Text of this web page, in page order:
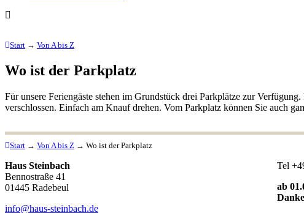
Start → Von A bis Z
Wo ist der Parkplatz
Für unsere Feriengäste stehen im Grundstück drei Parkplätze zur
verschlossen. Einfach am Knauf drehen. Vom Parkplatz können Sie auch
Start → Von A bis Z → Wo ist der Parkplatz
Haus Steinbach
Bennostraße 41
01445 Radebeul
info@haus-steinbach.de
Tel
ab